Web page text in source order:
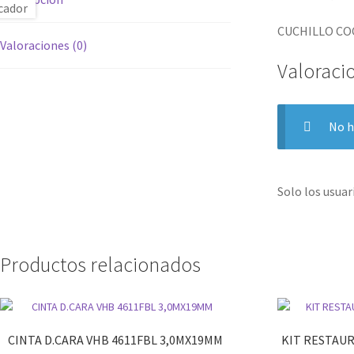
Valoraciones (0)
CUCHILLO
No
Solo los
Productos relacionados
CINTA D.CARA VHB 4611FBL 3,0MX19MM KIT